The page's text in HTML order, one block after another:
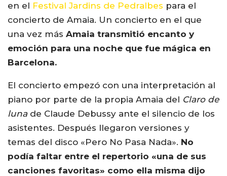
en el Festival Jardins de Pedralbes para el
concierto de Amaia. Un concierto en el que
una vez más Amaia transmitió encanto y
emoción para una noche que fue mágica en
Barcelona.
El concierto empezó con una interpretación al
piano por parte de la propia Amaia del Claro de
lunade Claude Debussy ante el silencio de los
asistentes. Después llegaron versiones y
temas del disco «Pero No Pasa Nada». No
podía faltar entre el repertorio «una de sus
canciones favoritas» como ella misma dijo